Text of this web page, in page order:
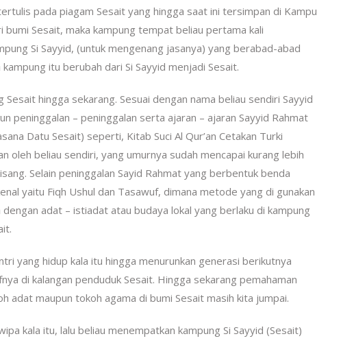
pada piagam Sesait yang hingga saat ini tersimpan di Kampu
Sesait, maka kampung tempat beliau pertama kali
Si Sayyid, (untuk mengenang jasanya) yang berabad-abad
itu berubah dari Si Sayyid menjadi Sesait.
hingga sekarang. Sesuai dengan nama beliau sendiri Sayyid
peninggalan – peninggalan serta ajaran – ajaran Sayyid Rahmat
Datu Sesait) seperti, Kitab Suci Al Qur’an Cetakan Turki
oleh beliau sendiri, yang umurnya sudah mencapai kurang lebih
Selain peninggalan Sayid Rahmat yang berbentuk benda
yaitu Fiqh Ushul dan Tasawuf, dimana metode yang di gunakan
adat – istiadat atau budaya lokal yang berlaku di kampung
yang hidup kala itu hingga menurunkan generasi berikutnya
di kalangan penduduk Sesait. Hingga sekarang pemahaman
adat maupun tokoh agama di bumi Sesait masih kita jumpai.
kala itu, lalu beliau menempatkan kampung Si Sayyid (Sesait)